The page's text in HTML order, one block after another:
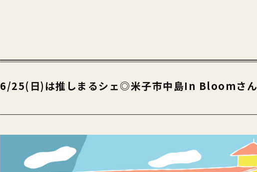
6/25(日)は推しまるシェ◎米子市中島In Bloomさん